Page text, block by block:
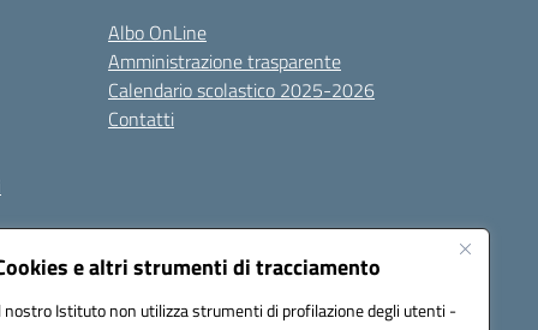
e altri strumenti di tracciamento
nostro Istituto non utilizza strumenti di profilazione degli utenti -
Albo OnLine
Amministrazione trasparente
Calendario scolastico 2025-2026
Contatti